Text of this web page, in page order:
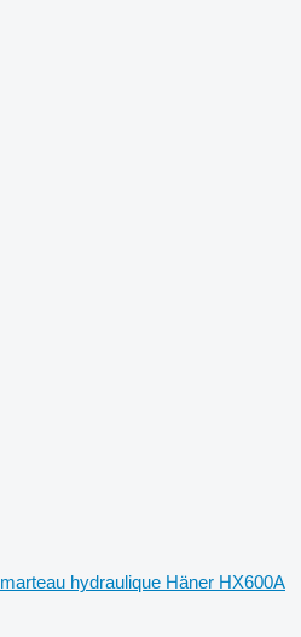
marteau hydraulique Häner HX600A